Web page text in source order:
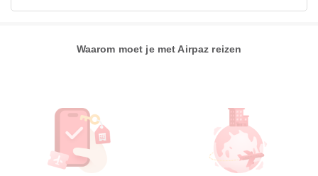
Waarom moet je met Airpaz reizen